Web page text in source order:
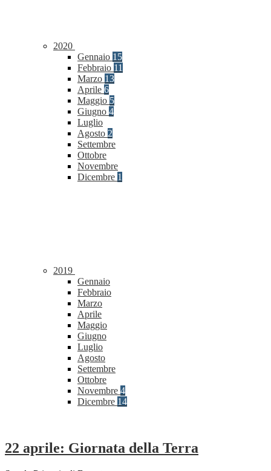
2020
Gennaio 15
Febbraio 11
Marzo 13
Aprile 6
Maggio 5
Giugno 4
Luglio
Agosto 2
Settembre
Ottobre
Novembre
Dicembre 1
2019
Gennaio
Febbraio
Marzo
Aprile
Maggio
Giugno
Luglio
Agosto
Settembre
Ottobre
Novembre 4
Dicembre 14
22 aprile: Giornata della Terra